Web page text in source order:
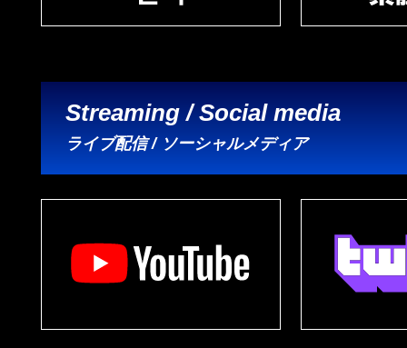
Streaming / Social media
ライブ配信 / ソーシャルメディア